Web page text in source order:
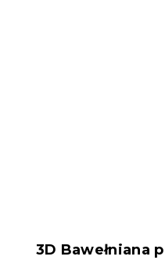
3D Bawełniana